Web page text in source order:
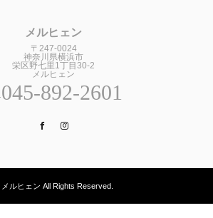
メルヒェン
〒247-0024
神奈川県横浜市
栄区野七里1丁目30-2
メルヒェン
045-892-2601
Facebook
ルヒェン All Rights Reserved.